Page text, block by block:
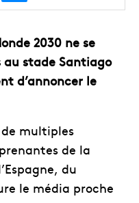
2030 ne se
au stade Santiago
d’annoncer le
multiples
de la
du
le média proche